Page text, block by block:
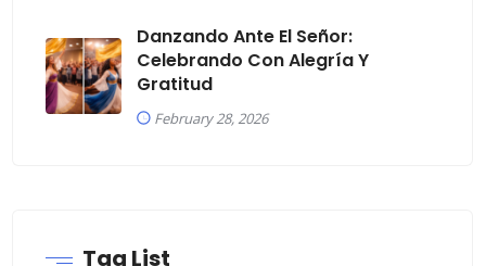
Danzando Ante El Señor:
Celebrando Con Alegría Y
Gratitud
February 28, 2026
Tag List